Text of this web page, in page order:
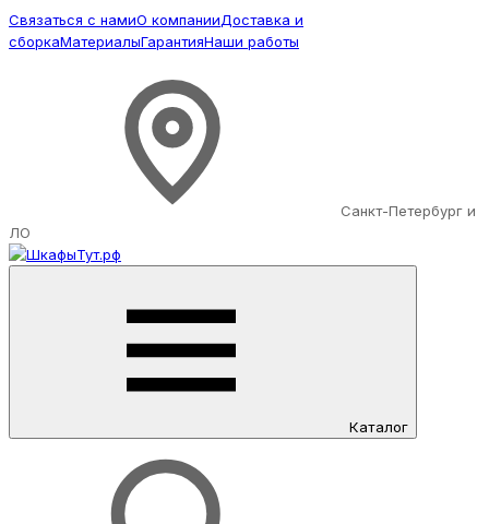
Связаться с намиО компанииДоставка и
сборкаМатериалыГарантияНаши работы
Санкт-Петербург и
ЛО
Каталог